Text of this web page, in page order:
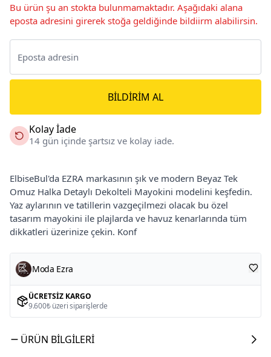
Bu ürün şu an stokta bulunmamaktadır. Aşağıdaki alana
eposta adresini girerek stoğa geldiğinde bildiirm alabilirsin.
BILDIRIM AL
Kolay İade
14 gün içinde şartsız ve kolay iade.
ElbiseBul'da EZRA markasının şık ve modern Beyaz Tek
Omuz Halka Detaylı Dekolteli Mayokini modelini keşfedin.
Yaz aylarının ve tatillerin vazgeçilmezi olacak bu özel
tasarım mayokini ile plajlarda ve havuz kenarlarında tüm
dikkatleri üzerinize çekin. Konf
Moda Ezra
ÜCRETSIZ KARGO
9.600₺ üzeri siparişlerde
ÜRÜN BILGILERI